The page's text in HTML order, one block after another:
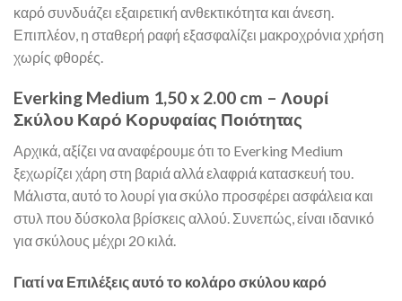
καρό συνδυάζει εξαιρετική ανθεκτικότητα και άνεση.
Επιπλέον, η σταθερή ραφή εξασφαλίζει μακροχρόνια χρήση
χωρίς φθορές.
Everking Medium 1,50 x 2.00 cm – Λουρί
Σκύλου Καρό Κορυφαίας Ποιότητας
Αρχικά, αξίζει να αναφέρουμε ότι το Everking Medium
ξεχωρίζει χάρη στη βαριά αλλά ελαφριά κατασκευή του.
Μάλιστα, αυτό το λουρί για σκύλο προσφέρει ασφάλεια και
στυλ που δύσκολα βρίσκεις αλλού. Συνεπώς, είναι ιδανικό
για σκύλους μέχρι 20 κιλά.
Γιατί να Επιλέξεις αυτό το κολάρο σκύλου καρό